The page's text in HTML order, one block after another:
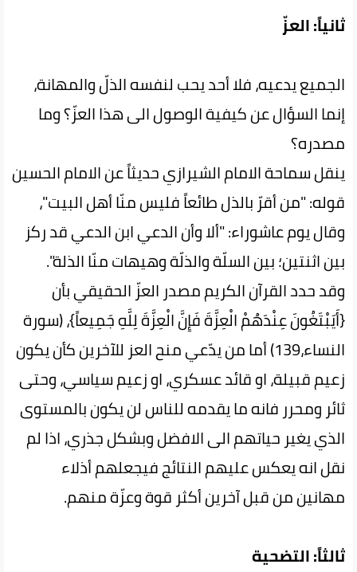
ثانياً: العزّ
الجميع يدعيه، فلا أحد يحب لنفسه الذلّ والمهانة،
إنما السؤال عن كيفية الوصول الى هذا العزّ؟ وما
مصدره؟
ينقل سماحة الامام الشيرازي حديثاً عن الامام الحسين
قوله: "من أقرّ بالذل طائعاً فليس منّا أهل البيت"،
وقال يوم عاشوراء: "ألا وأن الدعي ابن الدعي قد ركز
بين اثنتين؛ بين السلّة والذلّة وهيهات منّا الذلة".
وقد حدد القرآن الكريم مصدر العزّ الحقيقي بأن
{أَيَبْتَغُونَ عِنْدَهُمْ الْعِزَّةَ فَإِنَّ الْعِزَّةَ لِلَّهِ جَمِيعاً}، (سورة
النساء،139) أما من يدّعي منح العز للآخرين كأن يكون
زعيم قبيلة، او قائد عسكري، او زعيم سياسي، وحتى
ثائر ومحرر فانه ما يقدمه للناس لن يكون بالمستوى
الذي يغير حياتهم الى الافضل وبشكل جذري، اذا لم
نقل انه يعكس عليهم النتائج فيجعلهم أذلاء
مهانين من قبل آخرين أكثر قوة وعزّة منهم.
ثالثاً: التضحية